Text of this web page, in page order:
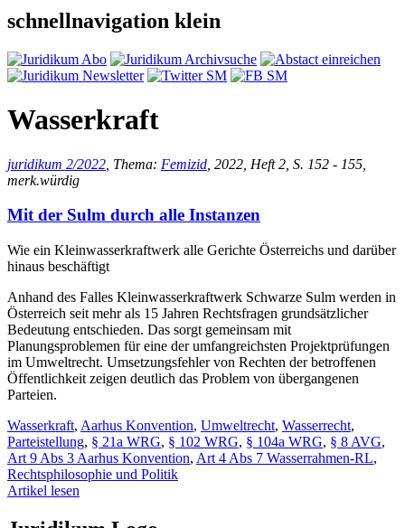
schnellnavigation klein
Wasserkraft
juridikum 2/2022 , Thema: Femizid , 2022, Heft 2, S. 152 - 155,
merk.würdig
Mit der Sulm durch alle Instanzen
Wie ein Kleinwasserkraftwerk alle Gerichte Österreichs und darüber
hinaus beschäftigt
Anhand des Falles Kleinwasserkraftwerk Schwarze Sulm werden in
Österreich seit mehr als 15 Jahren Rechtsfragen grundsätzlicher
Bedeutung entschieden. Das sorgt gemeinsam mit
Planungsproblemen für eine der umfangreichsten Projektprüfungen
im Umweltrecht. Umsetzungsfehler von Rechten der betroffenen
Öffentlichkeit zeigen deutlich das Problem von übergangenen
Parteien.
Wasserkraft, Aarhus Konvention, Umweltrecht, Wasserrecht,
Parteistellung, § 21a WRG, § 102 WRG, § 104a WRG, § 8 AVG,
Art 9 Abs 3 Aarhus Konvention, Art 4 Abs 7 Wasserrahmen-RL,
Rechtsphilosophie und Politik
Artikel lesen